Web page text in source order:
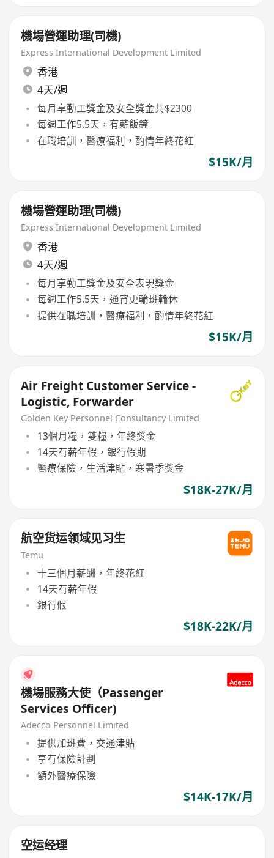
機場營運助理(司機)
Express International Development Limited
香港
4天/週
每月享勤工獎金及安全獎金共$2300
每週工作5.5天，有薪飯鐘
在職培訓，醫療福利，酌情年終花紅
$15K/月
機場營運助理(司機)
Express International Development Limited
香港
4天/週
每月享勤工獎金及安全表現獎金
每週工作5.5天，通宵更輪班輪休
提供在職培訓，醫療福利，酌情年終花紅
$15K/月
Air Freight Customer Service -
Logistic, Forwarder
Golden Key Personnel Consultancy Limited
13個月糧，雙糧，年終獎金
14天有薪年假，銀行假期
醫療保險，生活津貼，寒暑季獎金
$18K-27K/月
航空货运领域见习生
Temu
十三個月薪酬，年終花紅
14天有薪年假
銀行假
$18K-22K/月
機場服務大使（Passenger
Services Officer)
Adecco Personnel Limited
提供加班費，交通津貼
享有保險計劃
額外醫療保險
$14K-17K/月
空运经理